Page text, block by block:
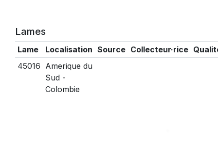
Lames
Lame Localisation Source Collecteur·rice
45016 Amerique du
Sud -
Colombie